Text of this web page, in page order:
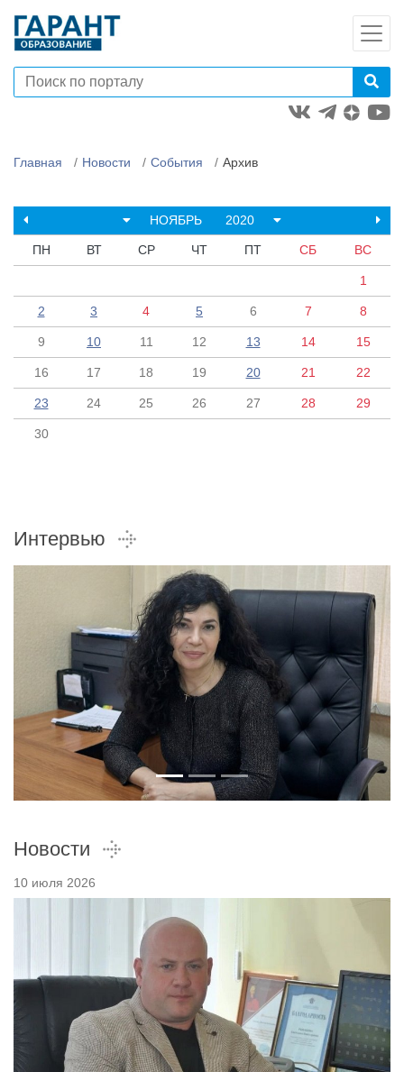
Главная Новости События Архив
НОЯБРЬ 2020
ПН ВТ СР ЧТ ПТ СБ ВС
1
2 3 4 5 6 7 8
9 10 11 12 13 14 15
16 17 18 19 20 21 22
23 24 25 26 27 28 29
30
Интервью
Новости
10 июля 2026